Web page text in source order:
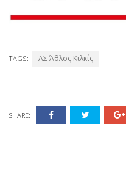
TAGS: ΑΣ Άθλος Κιλκίς
SHARE: